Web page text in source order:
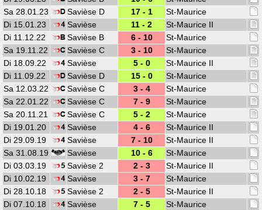
Sa 28.01.23
Savièse D 17 - 1
St-Maurice
Di 15.01.23
Savièse 11 - 2
St-Maurice II
Di 11.12.22
Savièse B 6 - 10
St-Maurice
Sa 19.11.22
Savièse C 3 - 10
St-Maurice
Di 18.09.22
Savièse 5 - 0
St-Maurice II
Di 11.09.22
Savièse D 15 - 0
St-Maurice
Sa 12.03.22
Savièse C 3 - 4
St-Maurice
Sa 22.01.22
Savièse C 7 - 9
St-Maurice
Sa 20.11.21
Savièse C 5 - 2
St-Maurice
Di 19.01.20
Savièse 4 - 6
St-Maurice II
Di 29.09.19
Savièse 7 - 10
St-Maurice II
Sa 31.08.19
Savièse 10 - 6
St-Maurice
Di 03.03.19
Savièse 2 2 - 3
St-Maurice II
Di 10.02.19
Savièse 3 - 7
St-Maurice
Di 28.10.18
Savièse 2 2 - 5
St-Maurice II
Di 07.10.18
Savièse 7 - 5
St-Maurice